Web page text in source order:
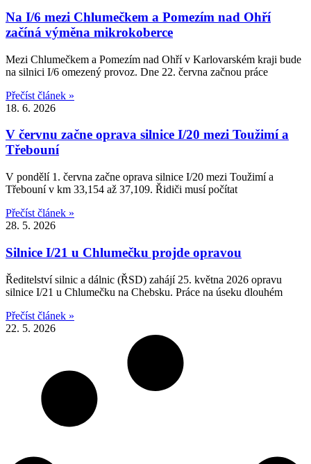
Na I/6 mezi Chlumečkem a Pomezím nad Ohří
začíná výměna mikrokoberce
Mezi Chlumečkem a Pomezím nad Ohří v Karlovarském kraji bude
na silnici I/6 omezený provoz. Dne 22. června začnou práce
Přečíst článek »
18. 6. 2026
V červnu začne oprava silnice I/20 mezi Toužimí a
Třebouní
V pondělí 1. června začne oprava silnice I/20 mezi Toužimí a
Třebouní v km 33,154 až 37,109. Řidiči musí počítat
Přečíst článek »
28. 5. 2026
Silnice I/21 u Chlumečku projde opravou
Ředitelství silnic a dálnic (ŘSD) zahájí 25. května 2026 opravu
silnice I/21 u Chlumečku na Chebsku. Práce na úseku dlouhém
Přečíst článek »
22. 5. 2026